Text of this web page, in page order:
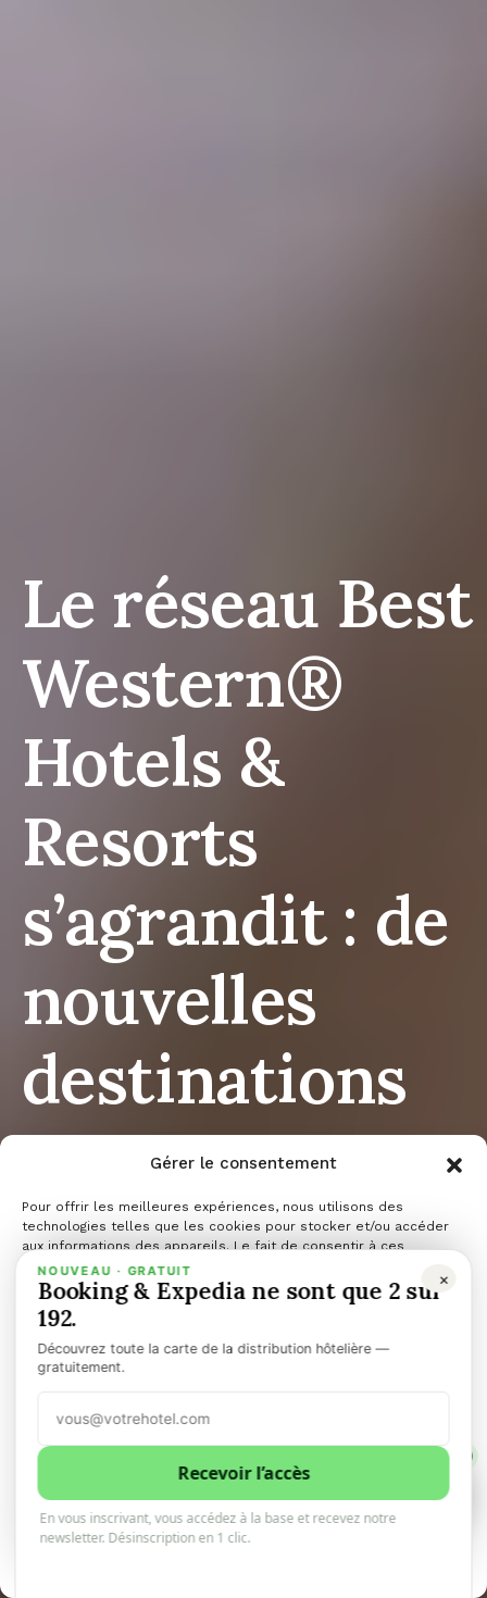
Gérer le consentement
Pour offrir les meilleures expériences, nous utilisons des
technologies telles que les cookies pour stocker et/ou accéder
aux informations des appareils. Le fait de consentir à ces
technologies nous permettra de traiter des données telles que le
comportement de navigation ou les ID uniques sur ce site. Le fait
de ne pas consentir ou de retirer son consentement peut avoir un
effet négatif sur certaines caractéristiques et fonctions.
Gérer les services
Accepter
Refuser
Voir les préférences
Le réseau Best
Western®
Hotels &
Resorts
s’agrandit : de
nouvelles
destinations
en France et
un
à
l’international
×
NOUVEAU · GRATUIT
Booking & Expedia ne sont que 2 sur
192.
Découvrez toute la carte de la distribution hôtelière —
gratuitement.
Recevoir l’accès
En vous inscrivant, vous accédez à la base et recevez notre
newsletter. Désinscription en 1 clic.